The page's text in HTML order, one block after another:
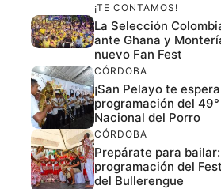
¡TE CONTAMOS!
La Selección
ante Ghana y
nuevo Fan Fest
CÓRDOBA
¡San Pelayo te
programación del
Nacional del Porro
CÓRDOBA
Prepárate para
programación del
del Bullerengue